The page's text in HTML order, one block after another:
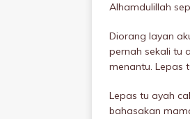
Alhamdulillah
Diorang layan
pernah sekali tu
menantu. Lepas
Lepas tu ayah
bahasakan